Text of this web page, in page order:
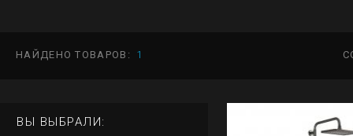
НАЙДЕНО ТОВАРОВ: 1
ВЫ ВЫБРАЛИ: